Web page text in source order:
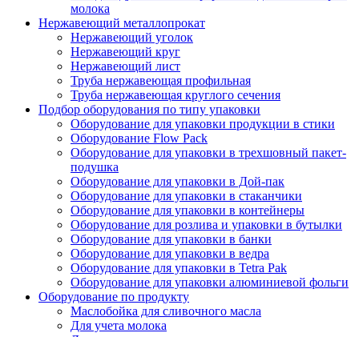
молока
Нержавеющий металлопрокат
Нержавеющий уголок
Нержавеющий круг
Нержавеющий лист
Труба нержавеющая профильная
Труба нержавеющая круглого сечения
Подбор оборудования по типу упаковки
Оборудование для упаковки продукции в стики
Оборудование Flow Pack
Оборудование для упаковки в трехшовный пакет-
подушка
Оборудование для упаковки в Дой-пак
Оборудование для упаковки в стаканчики
Оборудование для упаковки в контейнеры
Оборудование для розлива и упаковки в бутылки
Оборудование для упаковки в банки
Оборудование для упаковки в ведра
Оборудование для упаковки в Tetra Pak
Оборудование для упаковки алюминиевой фольги
Оборудование по продукту
Маслобойка для сливочного масла
Для учета молока